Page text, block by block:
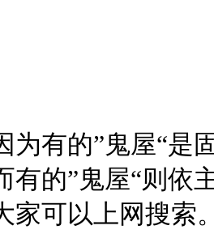
为有的”鬼屋“是
有的”鬼屋“则依
家可以上网搜索